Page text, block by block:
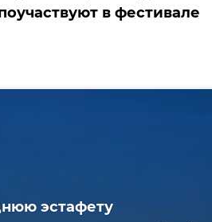
в фестивале
эстафету